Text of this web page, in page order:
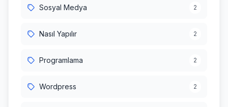
Sosyal Medya 2
Nasıl Yapılır 2
Programlama 2
Wordpress 2